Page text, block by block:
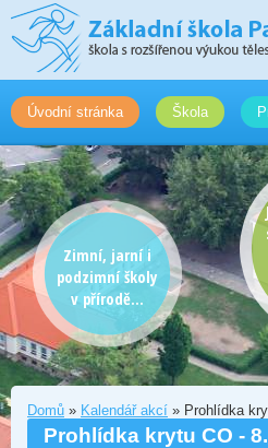
Úvodní stránka Škola
Zimní, jarní i
podzimní školy
v přírodě...
Domů » Kalendář akcí » Prohlídka
Prohlídka krytu CO -